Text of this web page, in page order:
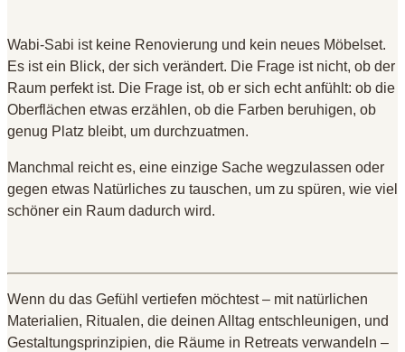
Wabi-Sabi ist keine Renovierung und kein neues Möbelset.
Es ist ein Blick, der sich verändert. Die Frage ist nicht, ob der
Raum perfekt ist. Die Frage ist, ob er sich echt anfühlt: ob die
Oberflächen etwas erzählen, ob die Farben beruhigen, ob
genug Platz bleibt, um durchzuatmen.
Manchmal reicht es, eine einzige Sache wegzulassen oder
gegen etwas Natürliches zu tauschen, um zu spüren, wie viel
schöner ein Raum dadurch wird.
Wenn du das Gefühl vertiefen möchtest – mit natürlichen
Materialien, Ritualen, die deinen Alltag entschleunigen, und
Gestaltungsprinzipien, die Räume in Retreats verwandeln –